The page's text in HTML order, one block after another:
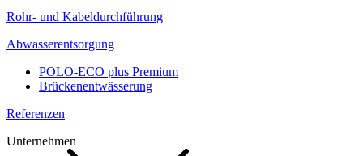
Rohr- und Kabeldurchführung
Abwasserentsorgung
POLO-ECO plus Premium
Brückenentwässerung
Referenzen
Unternehmen